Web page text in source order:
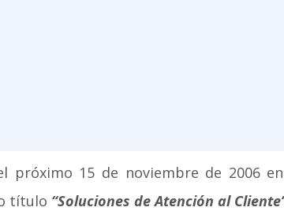
próximo 15 de noviembre de 2006
título “Soluciones de Atención al